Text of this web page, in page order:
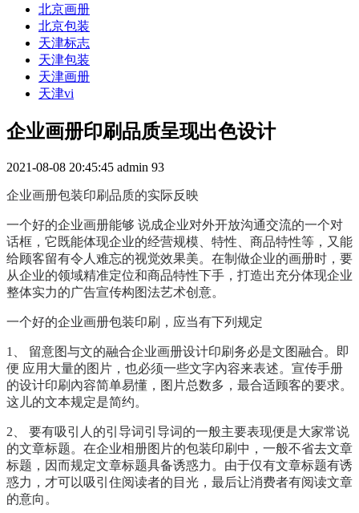
北京画册
北京包装
天津标志
天津包装
天津画册
天津vi
企业画册印刷品质呈现出色设计
2021-08-08 20:45:45 admin 93
企业画册包装印刷品质的实际反映
一个好的企业画册能够 说成企业对外开放沟通交流的一个对
话框，它既能体现企业的经营规模、特性、商品特性等，又能
给顾客留有令人难忘的视觉效果美。在制做企业的画册时，要
从企业的领域精准定位和商品特性下手，打造出充分体现企业
整体实力的广告宣传构图法艺术创意。
一个好的企业画册包装印刷，应当有下列规定
1、 留意图与文的融合企业画册设计印刷务必是文图融合。即
便 应用大量的图片，也必须一些文字內容来表述。宣传手册
的设计印刷內容简单易懂，图片总数多，最合适顾客的要求。
这儿的文本规定是简约。
2、 要有吸引人的引导词引导词的一般主要表现便是大家常说
的文章标题。在企业相册图片的包装印刷中，一般不省去文章
标题，因而规定文章标题具备诱惑力。由于仅有文章标题有诱
惑力，才可以吸引住阅读者的目光，最后让消费者有阅读文章
的意向。